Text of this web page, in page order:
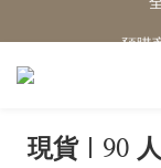
預購
現貨｜90